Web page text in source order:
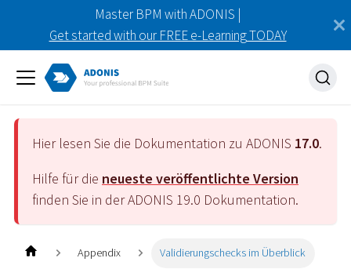
Master BPM with ADONIS |
Get started with our FREE e-Learning TODAY
Hier lesen Sie die Dokumentation zu ADONIS 17.0.
Hilfe für die neueste veröffentlichte Version
finden Sie in der ADONIS 19.0 Dokumentation.
Appendix Validierungschecks im Überblick